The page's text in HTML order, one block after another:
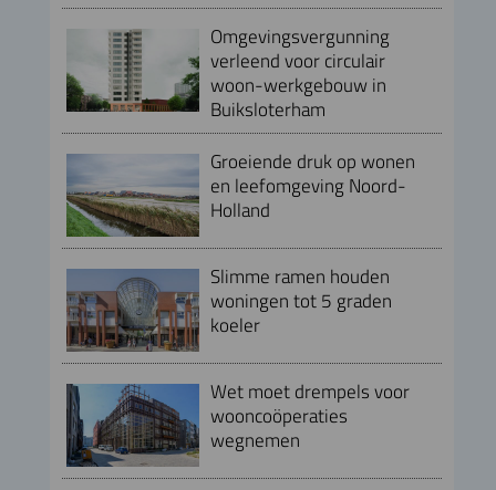
Omgevingsvergunning
verleend voor circulair
woon-werkgebouw in
Buiksloterham
Groeiende druk op wonen
en leefomgeving Noord-
Holland
Slimme ramen houden
woningen tot 5 graden
koeler
Wet moet drempels voor
wooncoöperaties
wegnemen